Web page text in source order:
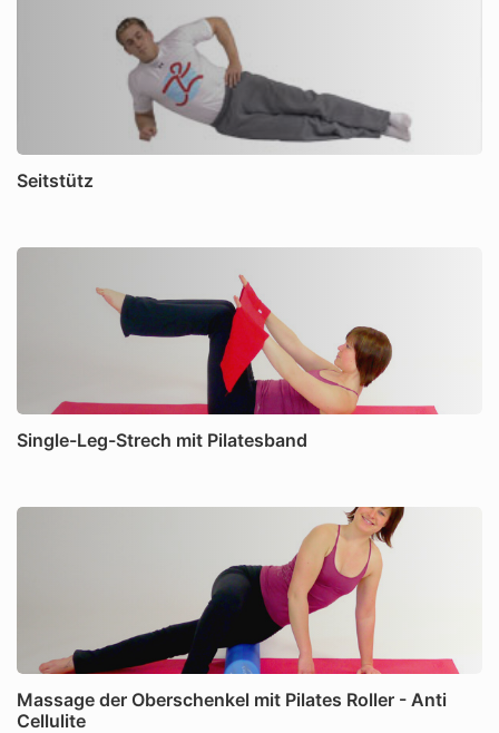
Seitstütz
Single-Leg-Strech mit Pilatesband
Massage der Oberschenkel mit Pilates Roller - Anti
Cellulite